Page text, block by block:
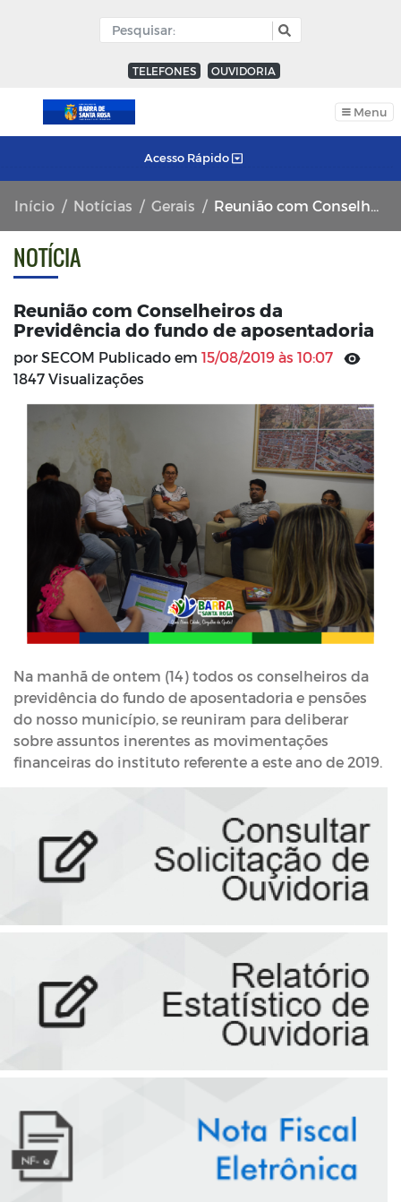
TELEFONES OUVIDORIA
Menu
Acesso Rápido
Início Notícias Gerais Reunião com Conselheiros da Previdência do fundo de aposentadoria
NOTÍCIA
Reunião com Conselheiros da
Previdência do fundo de aposentadoria
por SECOM Publicado em 15/08/2019 às 10:07
1847 Visualizações
Na manhã de ontem (14) todos os conselheiros da
previdência do fundo de aposentadoria e pensões
do nosso município, se reuniram para deliberar
sobre assuntos inerentes as movimentações
financeiras do instituto referente a este ano de 2019.